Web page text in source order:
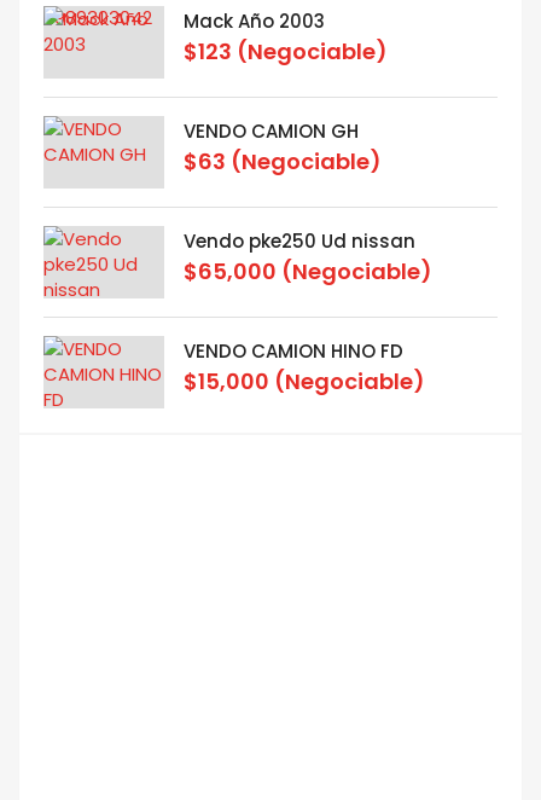
Mack Año 2003
$123 (Negociable)
VENDO CAMION GH
$63 (Negociable)
Vendo pke250 Ud nissan
$65,000 (Negociable)
VENDO CAMION HINO FD
$15,000 (Negociable)